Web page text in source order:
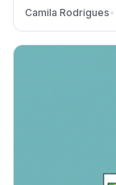
Camila Rodrigues•